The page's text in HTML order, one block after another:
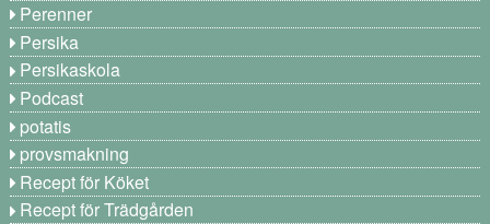
Perenner
Persika
Persikaskola
Podcast
potatis
provsmakning
Recept för Köket
Recept för Trädgården